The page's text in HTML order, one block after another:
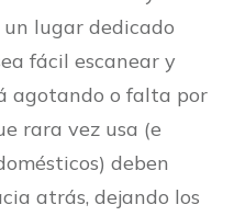
un lugar dedicado
fácil escanear y
agotando o falta por
rara vez usa (e
deben
atrás, dejando los